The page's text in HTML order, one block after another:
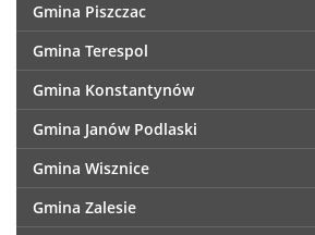
Gmina Piszczac
Gmina Terespol
Gmina Konstantynów
Gmina Janów Podlaski
Gmina Wisznice
Gmina Zalesie